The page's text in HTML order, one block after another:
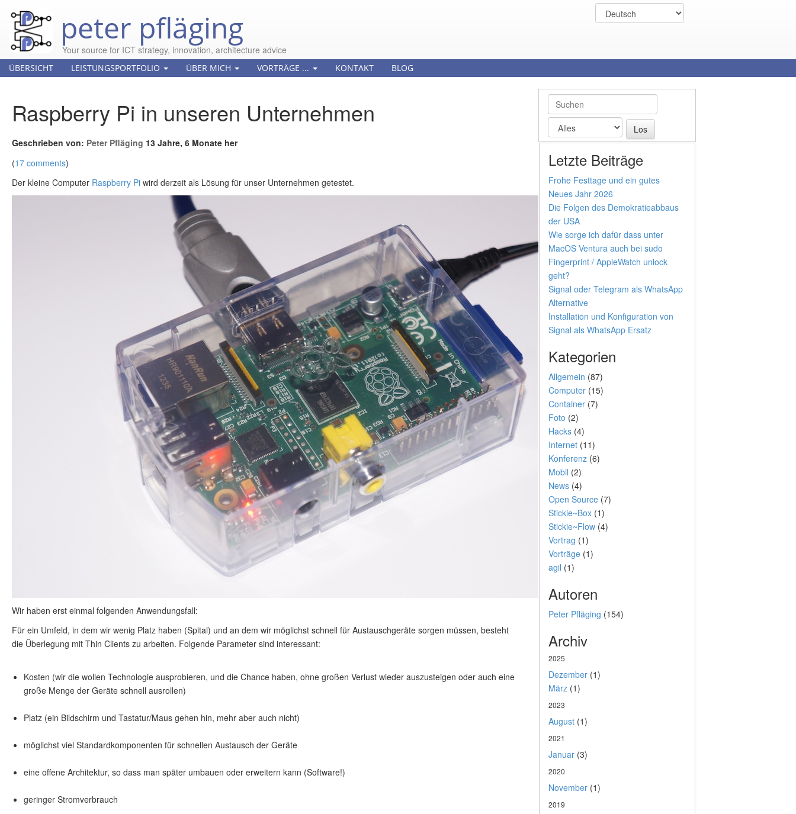
peter pfläging
Your source for ICT strategy, innovation, architecture advice
ÜBERSICHT LEISTUNGSPORTFOLIO ÜBER MICH VORTRÄGE ... KONTAKT BLOG
Raspberry Pi in unseren Unternehmen
Geschrieben von: Peter Pfläging 13 Jahre, 6 Monate her
(17 comments)
Der kleine Computer Raspberry Pi wird derzeit als Lösung für unser Unternehmen getestet.
Wir haben erst einmal folgenden Anwendungsfall:
Für ein Umfeld, in dem wir wenig Platz haben (Spital) und an dem wir möglichst schnell für Austauschgeräte sorgen müssen, besteht
die Überlegung mit Thin Clients zu arbeiten. Folgende Parameter sind interessant:
Kosten (wir die wollen Technologie ausprobieren, und die Chance haben, ohne großen Verlust wieder auszusteigen oder auch eine
große Menge der Geräte schnell ausrollen)
Platz (ein Bildschirm und Tastatur/Maus gehen hin, mehr aber auch nicht)
möglichst viel Standardkomponenten für schnellen Austausch der Geräte
eine offene Architektur, so dass man später umbauen oder erweitern kann (Software!)
geringer Stromverbrauch
Letzte Beiträge
Frohe Festtage und ein gutes
Neues Jahr 2026
Die Folgen des Demokratieabbaus
der USA
Wie sorge ich dafür dass unter
MacOS Ventura auch bei sudo
Fingerprint / AppleWatch unlock
geht?
Signal oder Telegram als WhatsApp
Alternative
Installation und Konfiguration von
Signal als WhatsApp Ersatz
Kategorien
Allgemein (87)
Computer(15)
Container(7)
Foto (2)
Hacks(4)
Internet(11)
Konferenz(6)
Mobil (2)
News(4)
Open Source(7)
Stickie~Box(1)
Stickie~Flow(4)
Vortrag (1)
Vorträge(1)
agil (1)
Autoren
Peter Pfläging (154)
Archiv
2025
Dezember(1)
März(1)
2023
August(1)
2021
Januar(3)
2020
November(1)
2019